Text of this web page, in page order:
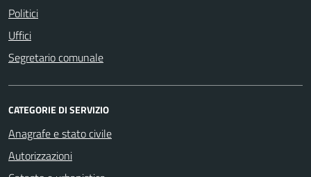
Politici
Uffici
Segretario comunale
CATEGORIE DI SERVIZIO
Anagrafe e stato civile
Autorizzazioni